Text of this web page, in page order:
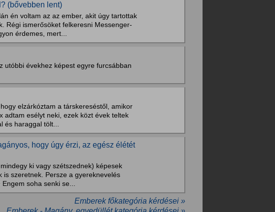
(bővebben lent)
én voltam az az ember, akit úgy tartottak
Régi ismerősöket felkeresni Messenger-
érdemes, mert...
utóbbi évekhez képest egyre furcsábban
elzárkóztam a társkereséstől, amikor
adtam esélyt neki, ezek közt évek teltek
és haraggal tölt...
hogy úgy érzi, az egész élétét
ki vagy szétszednek) képesek
szeretnek. Persze a gyereknevelés
soha senki se...
Emberek főkategória kérdései »